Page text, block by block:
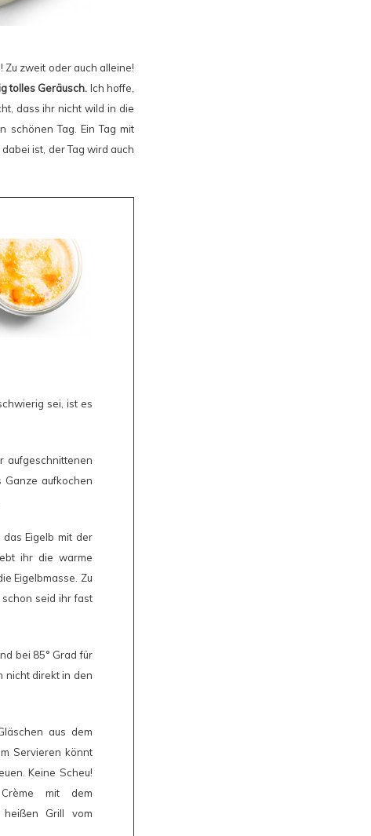
zweit oder auch alleine!
tolles Geräusch. Ich hoffe,
dass ihr nicht wild in die
schönen Tag. Ein Tag mit
ist, der Tag wird auch
sei, ist es
aufgeschnittenen
Ganze aufkochen
Eigelb mit der
ihr die warme
Eigelbmasse. Zu
seid ihr fast
bei 85° Grad für
nicht direkt in den
aus dem
Servieren könnt
Keine Scheu!
mit dem
Grill vom